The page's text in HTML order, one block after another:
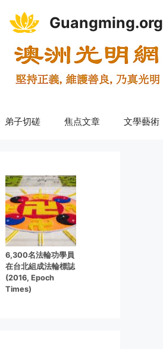
Guangming.org
弟子切磋 焦点文章 文學藝術
6,300名法輪功學員
在台北組成法輪標誌
(2016, Epoch
Times)